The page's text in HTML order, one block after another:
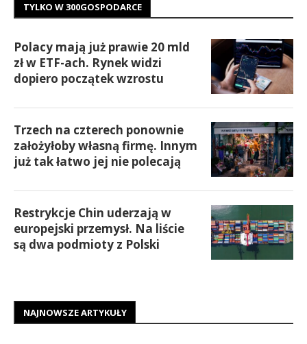
TYLKO W 300GOSPODARCE
Polacy mają już prawie 20 mld
zł w ETF-ach. Rynek widzi
dopiero początek wzrostu
Trzech na czterech ponownie
założyłoby własną firmę. Innym
już tak łatwo jej nie polecają
Restrykcje Chin uderzają w
europejski przemysł. Na liście
są dwa podmioty z Polski
NAJNOWSZE ARTYKUŁY